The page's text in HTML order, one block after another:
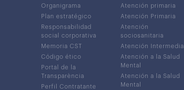
Organigrama
Plan estratégico
Responsabilidad
social corporativa
Memoria CST
Código ético
Portal de la
Transparència
Perfil Contratante
Atención primaria
Atención Primaria
Atención
sociosanitaria
Atención Intermedia
Atención a la Salud
Mental
Atención a la Salud
Mental